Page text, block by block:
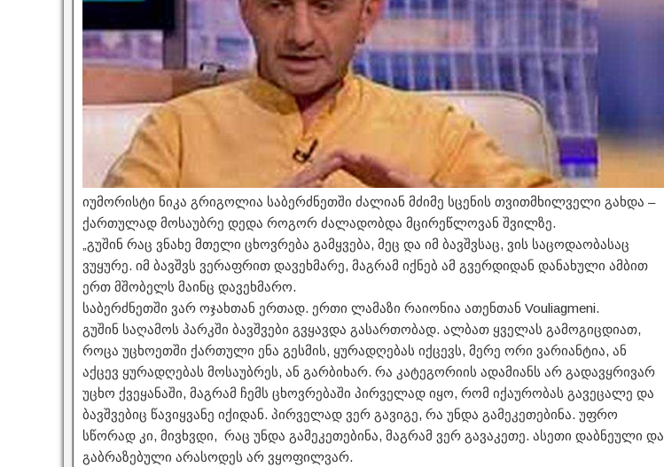
იუმორისტი ნიკა გრიგოლია საბერძნეთში ძალიან მძიმე სცენის თვითმხილველი გახდა –
ქართულად მოსაუბრე დედა როგორ ძალადობდა მცირეწლოვან შვილზე.
„გუშინ რაც ვნახე მთელი ცხოვრება გამყვება, მეც და იმ ბავშვსაც, ვის საცოდაობასაც
ვუყურე. იმ ბავშვს ვერაფრით დავეხმარე, მაგრამ იქნებ ამ გვერდიდან დანახული ამბით
ერთ მშობელს მაინც დავეხმარო.
საბერძნეთში ვარ ოჯახთან ერთად. ერთი ლამაზი რაიონია ათენთან Vouliagmeni.
გუშინ საღამოს პარკში ბავშვები გვყავდა გასართობად. ალბათ ყველას გამოგიცდიათ,
როცა უცხოეთში ქართული ენა გესმის, ყურადღებას იქცევს, მერე ორი ვარიანტია, ან
აქცევ ყურადღებას მოსაუბრეს, ან გარბიხარ. რა კატეგორიის ადამიანს არ გადავყრივარ
უცხო ქვეყანაში, მაგრამ ჩემს ცხოვრებაში პირველად იყო, რომ იქაურობას გავეცალე და
ბავშვებიც წავიყვანე იქიდან. პირველად ვერ გავიგე, რა უნდა გამეკეთებინა. უფრო
სწორად კი, მივხვდი, რაც უნდა გამეკეთებინა, მაგრამ ვერ გავაკეთე. ასეთი დაბნეული და
გაბრაზებული არასოდეს არ ვყოფილვარ.